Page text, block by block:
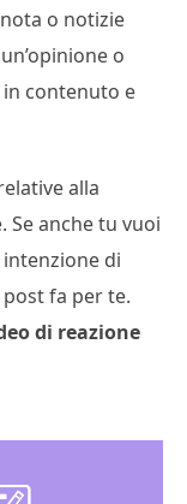
o notizie
o
contenuto e
alla
Se anche tu vuoi
di
fa per te.
di reazione